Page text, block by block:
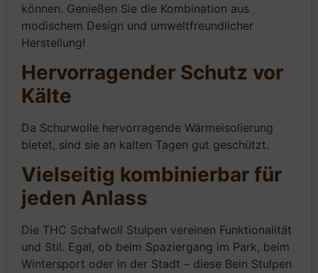
können. Genießen Sie die Kombination aus
modischem Design und umweltfreundlicher
Herstellung!
Hervorragender Schutz vor
Kälte
Da Schurwolle hervorragende Wärmeisolierung
bietet, sind sie an kalten Tagen gut geschützt.
Vielseitig kombinierbar für
jeden Anlass
Die THC Schafwoll Stulpen vereinen Funktionalität
und Stil. Egal, ob beim Spaziergang im Park, beim
Wintersport oder in der Stadt – diese Bein Stulpen